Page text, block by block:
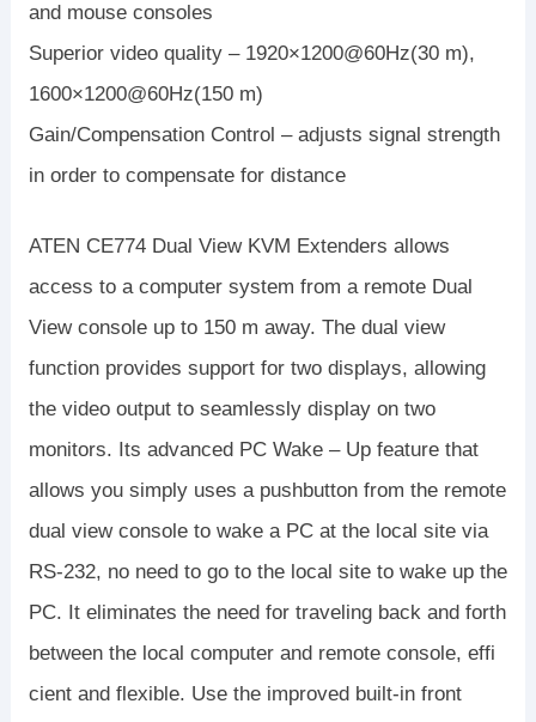
and mouse consoles
Superior video quality – 1920×1200@60Hz(30 m),
1600×1200@60Hz(150 m)
Gain/Compensation Control – adjusts signal strength
in order to compensate for distance
ATEN CE774 Dual View KVM Extenders allows
access to a computer system from a remote Dual
View console up to 150 m away. The dual view
function provides support for two displays, allowing
the video output to seamlessly display on two
monitors. Its advanced PC Wake – Up feature that
allows you simply uses a pushbutton from the remote
dual view console to wake a PC at the local site via
RS-232, no need to go to the local site to wake up the
PC. It eliminates the need for traveling back and forth
between the local computer and remote console, effi
cient and flexible. Use the improved built-in front